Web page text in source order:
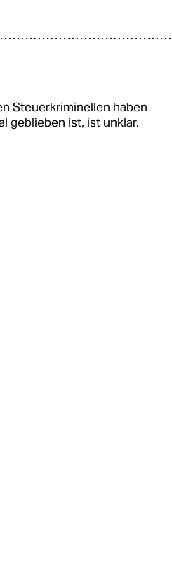
Steuerkriminellen haben
geblieben ist, ist unklar.